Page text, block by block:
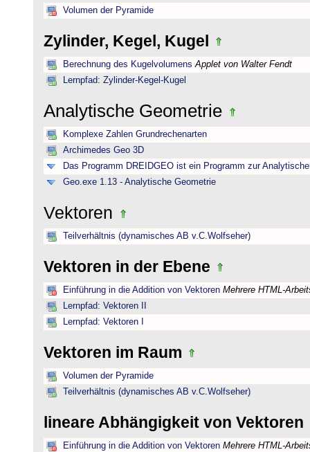
Volumen der Pyramide
Zylinder, Kegel, Kugel
Berechnung des Kugelvolumens Applet von Walter Fendt
Lernpfad: Zylinder-Kegel-Kugel
Analytische Geometrie
Komplexe Zahlen Grundrechenarten
Archimedes Geo 3D
Das Programm DREIDGEO ist ein Programm zur
Geo.exe 1.13 - Analytische Geometrie
Vektoren
Teilverhältnis (dynamisches AB v.C.Wolfseher)
Vektoren in der Ebene
Einführung in die Addition von Vektoren Mehrere HTML-
Lernpfad: Vektoren II
Lernpfad: Vektoren I
Vektoren im Raum
Volumen der Pyramide
Teilverhältnis (dynamisches AB v.C.Wolfseher)
lineare Abhängigkeit von Vektoren
Einführung in die Addition von Vektoren Mehrere HTML-